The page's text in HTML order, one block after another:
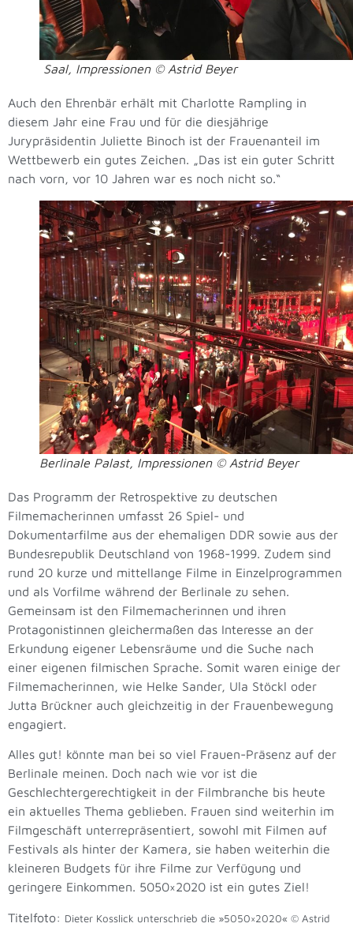
Saal, Impressionen © Astrid Beyer
Auch den Ehrenbär erhält mit Charlotte Rampling in
diesem Jahr eine Frau und für die diesjährige
Jurypräsidentin Juliette Binoch ist der Frauenanteil im
Wettbewerb ein gutes Zeichen. „Das ist ein guter Schritt
nach vorn, vor 10 Jahren war es noch nicht so.“
Berlinale Palast, Impressionen © Astrid Beyer
Das Programm der Retrospektive zu deutschen
Filmemacherinnen umfasst 26 Spiel- und
Dokumentarfilme aus der ehemaligen DDR sowie aus der
Bundesrepublik Deutschland von 1968-1999. Zudem sind
rund 20 kurze und mittellange Filme in Einzelprogrammen
und als Vorfilme während der Berlinale zu sehen.
Gemeinsam ist den Filmemacherinnen und ihren
Protagonistinnen gleichermaßen das Interesse an der
Erkundung eigener Lebensräume und die Suche nach
einer eigenen filmischen Sprache. Somit waren einige der
Filmemacherinnen, wie Helke Sander, Ula Stöckl oder
Jutta Brückner auch gleichzeitig in der Frauenbewegung
engagiert.
Alles gut! könnte man bei so viel Frauen-Präsenz auf der
Berlinale meinen. Doch nach wie vor ist die
Geschlechtergerechtigkeit in der Filmbranche bis heute
ein aktuelles Thema geblieben. Frauen sind weiterhin im
Filmgeschäft unterrepräsentiert, sowohl mit Filmen auf
Festivals als hinter der Kamera, sie haben weiterhin die
kleineren Budgets für ihre Filme zur Verfügung und
geringere Einkommen. 5050×2020 ist ein gutes Ziel!
Titelfoto: Dieter Kosslick unterschrieb die »5050×2020« © Astrid